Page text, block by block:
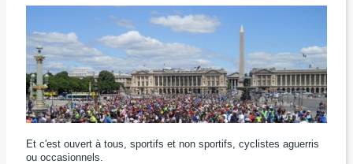
Et c'est ouvert à tous, sportifs et non sportifs, cyclistes aguerris
ou occasionnels.